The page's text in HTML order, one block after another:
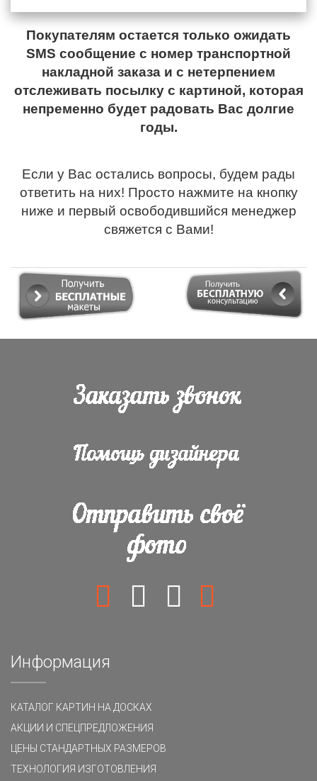
Покупателям остается только ожидать
SMS сообщение с номер транспортной
накладной заказа и с нетерпением
отслеживать посылку с картиной, которая
непременно будет радовать Вас долгие
годы.
Если у Вас остались вопросы, будем рады
ответить на них! Просто нажмите на кнопку
ниже и первый освободившийся менеджер
свяжется с Вами!
Информация
КАТАЛОГ КАРТИН НА ДОСКАХ
АКЦИИ И СПЕЦПРЕДЛОЖЕНИЯ
ЦЕНЫ СТАНДАРТНЫХ РАЗМЕРОВ
ТЕХНОЛОГИЯ ИЗГОТОВЛЕНИЯ